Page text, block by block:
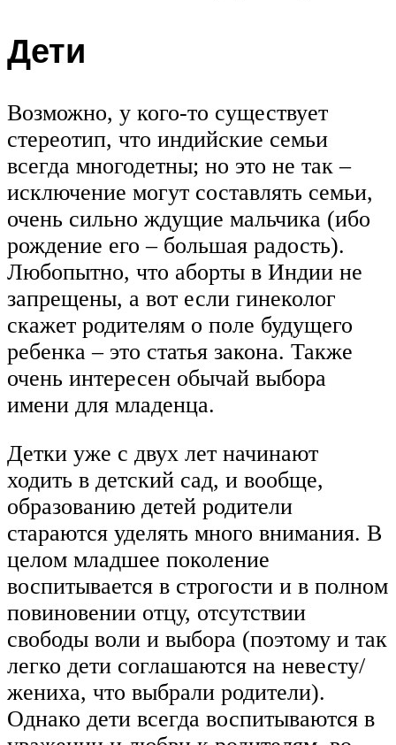
Дети
Возможно, у кого-то существует
стереотип, что индийские семьи
всегда многодетны; но это не так –
исключение могут составлять семьи,
очень сильно ждущие мальчика (ибо
рождение его – большая радость).
Любопытно, что аборты в Индии не
запрещены, а вот если гинеколог
скажет родителям о поле будущего
ребенка – это статья закона. Также
очень интересен обычай выбора
имени для младенца.
Детки уже с двух лет начинают
ходить в детский сад, и вообще,
образованию детей родители
стараются уделять много внимания. В
целом младшее поколение
воспитывается в строгости и в полном
повиновении отцу, отсутствии
свободы воли и выбора (поэтому и так
легко дети соглашаются на невесту/
жениха, что выбрали родители).
Однако дети всегда воспитываются в